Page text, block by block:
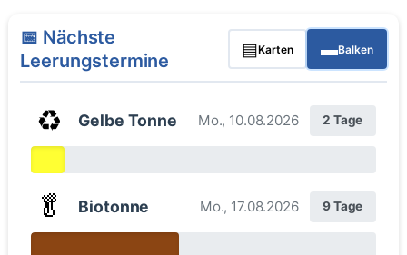
📅 Nächste
Leerungstermine
▤Karten ▬Balken
♻️ Gelbe Tonne Mo., 10.08.2026 2 Tage
🥬 Biotonne Mo., 17.08.2026 9 Tage